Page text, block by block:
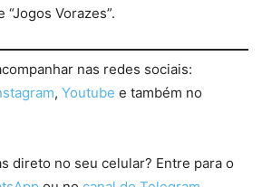
“Jogos Vorazes”.
nas redes sociais:
, Youtube e também no
direto no seu celular? Entre para o